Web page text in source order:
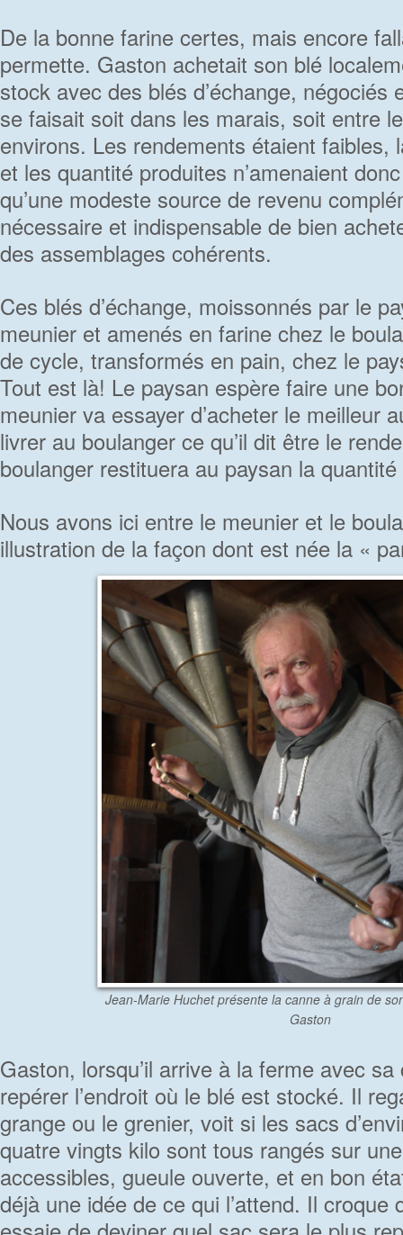
De la bonne farine certes, mais encore
permette. Gaston achetait son blé
stock avec des blés d’échange, négociés
se faisait soit dans les marais, soit entre
environs. Les rendements étaient faibles,
et les quantité produites n’amenaient
qu’une modeste source de revenu
nécessaire et indispensable de bien
des assemblages cohérents.
Ces blés d’échange, moissonnés par le
meunier et amenés en farine chez le
de cycle, transformés en pain, chez le
Tout est là! Le paysan espère faire une
meunier va essayer d’acheter le meilleur
livrer au boulanger ce qu’il dit être le
boulanger restituera au paysan la
Nous avons ici entre le meunier et le
illustration de la façon dont est née la «
Jean-Marie Huchet présente la canne à grain de
Gaston
Gaston, lorsqu’il arrive à la ferme avec
repérer l’endroit où le blé est stocké. Il
grange ou le grenier, voit si les sacs
quatre vingts kilo sont tous rangés sur
accessibles, gueule ouverte, et en bon
déjà une idée de ce qui l’attend. Il croque